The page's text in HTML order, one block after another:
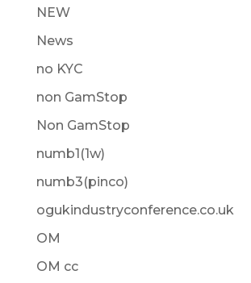
NEW
News
no KYC
non GamStop
Non GamStop
numb1(1w)
numb3(pinco)
ogukindustryconference.co.uk
OM
OM cc